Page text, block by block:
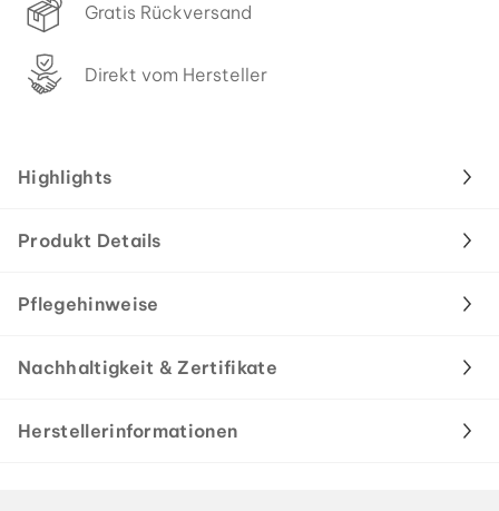
Gratis Rückversand
Direkt vom Hersteller
Highlights
Produkt Details
Pflegehinweise
Nachhaltigkeit & Zertifikate
Herstellerinformationen